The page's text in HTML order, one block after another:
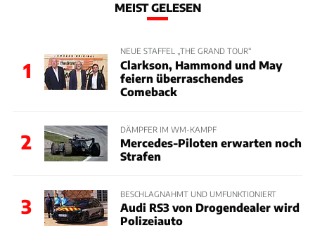
MEIST GELESEN
1
NEUE STAFFEL „THE GRAND TOUR“
Clarkson, Hammond und May
feiern überraschendes
Comeback
2
DÄMPFER IM WM-KAMPF
Mercedes-Piloten erwarten noch
Strafen
3
BESCHLAGNAHMT UND UMFUNKTIONIERT
Audi RS3 von Drogendealer wird
Polizeiauto